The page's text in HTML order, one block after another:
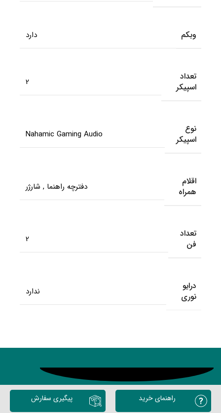
وبکم دارد
تعداد
اسپیکر
2
نوع
اسپیکر
Nahamic Gaming Audio
اقلام
همراه
دفترچه راهنما , شارژر
تعداد
فن
2
درایو
نوری
ندارد
محصولات مشابه
راهنمای خرید پیگیری سفارش